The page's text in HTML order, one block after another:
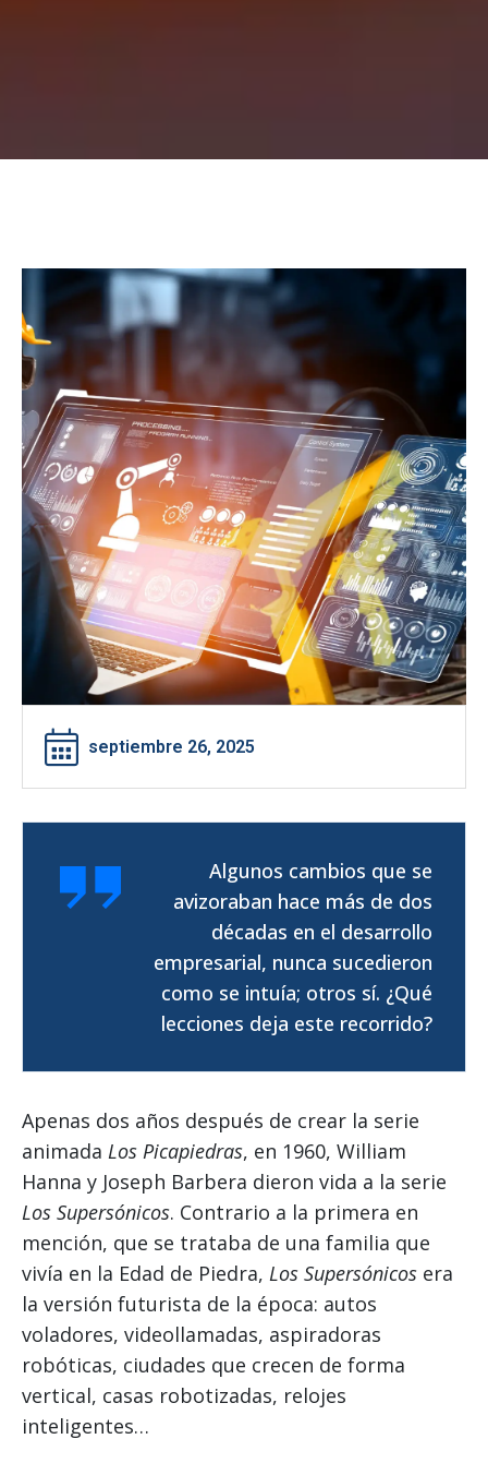
septiembre 26, 2025
Algunos cambios que se
avizoraban hace más de dos
décadas en el desarrollo
empresarial, nunca sucedieron
como se intuía; otros sí. ¿Qué
lecciones deja este recorrido?
Apenas dos años después de crear la serie
animada Los Picapiedras, en 1960, William
Hanna y Joseph Barbera dieron vida a la serie
Los Supersónicos. Contrario a la primera en
mención, que se trataba de una familia que
vivía en la Edad de Piedra, Los Supersónicos era
la versión futurista de la época: autos
voladores, videollamadas, aspiradoras
robóticas, ciudades que crecen de forma
vertical, casas robotizadas, relojes
inteligentes…